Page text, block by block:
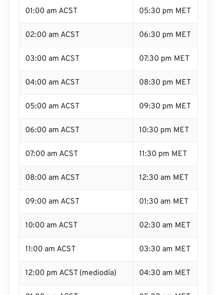
01:00 am ACST 05:30 pm MET
02:00 am ACST 06:30 pm MET
03:00 am ACST 07:30 pm MET
04:00 am ACST 08:30 pm MET
05:00 am ACST 09:30 pm MET
06:00 am ACST 10:30 pm MET
07:00 am ACST 11:30 pm MET
08:00 am ACST 12:30 am MET
09:00 am ACST 01:30 am MET
10:00 am ACST 02:30 am MET
11:00 am ACST 03:30 am MET
12:00 pm ACST (mediodía) 04:30 am MET